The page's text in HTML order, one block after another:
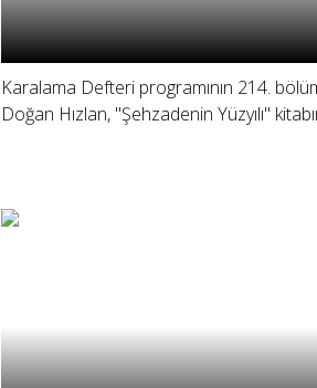
Karalama Defteri programının 214.
Doğan Hızlan, "Şehzadenin Yüzyılı"